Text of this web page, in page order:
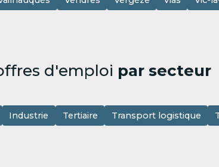
d'emploi par secteur
Industrie Tertiaire Transport logistique